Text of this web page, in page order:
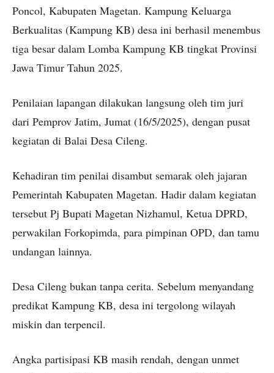
Poncol, Kabupaten Magetan. Kampung Keluarga
Berkualitas (Kampung KB) desa ini berhasil menembus
tiga besar dalam Lomba Kampung KB tingkat Provinsi
Jawa Timur Tahun 2025.
Penilaian lapangan dilakukan langsung oleh tim juri
dari Pemprov Jatim, Jumat (16/5/2025), dengan pusat
kegiatan di Balai Desa Cileng.
Kehadiran tim penilai disambut semarak oleh jajaran
Pemerintah Kabupaten Magetan. Hadir dalam kegiatan
tersebut Pj Bupati Magetan Nizhamul, Ketua DPRD,
perwakilan Forkopimda, para pimpinan OPD, dan tamu
undangan lainnya.
Desa Cileng bukan tanpa cerita. Sebelum menyandang
predikat Kampung KB, desa ini tergolong wilayah
miskin dan terpencil.
Angka partisipasi KB masih rendah, dengan unmet